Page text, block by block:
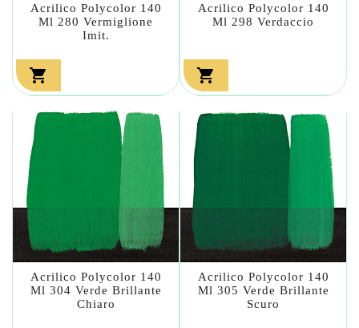
Acrilico Polycolor 140
Ml 280 Vermiglione
Imit.

Acrilico Polycolor 140
Ml 298 Verdaccio

Acrilico Polycolor 140
Ml 304 Verde Brillante
Chiaro
Acrilico Polycolor 140
Ml 305 Verde Brillante
Scuro